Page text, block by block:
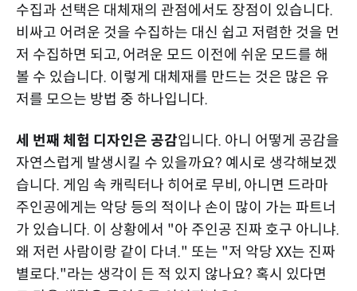
수집과 선택은 대체재의 관점에서도 장점이 있습니다.
비싸고 어려운 것을 수집하는 대신 쉽고 저렴한 것을 먼
저 수집하면 되고, 어려운 모드 이전에 쉬운 모드를 해
볼 수 있습니다. 이렇게 대체재를 만드는 것은 많은 유
저를 모으는 방법 중 하나입니다.
세 번째 체험 디자인은 공감입니다. 아니 어떻게 공감을
자연스럽게 발생시킬 수 있을까요? 예시로 생각해보겠
습니다. 게임 속 캐릭터나 히어로 무비, 아니면 드라마
주인공에게는 악당 등의 적이나 손이 많이 가는 파트너
가 있습니다. 이 상황에서 "아 주인공 진짜 호구 아니냐.
왜 저런 사람이랑 같이 다녀." 또는 "저 악당 XX는 진짜
별로다."라는 생각이 든 적 있지 않나요? 혹시 있다면